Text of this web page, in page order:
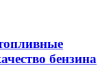
бензина